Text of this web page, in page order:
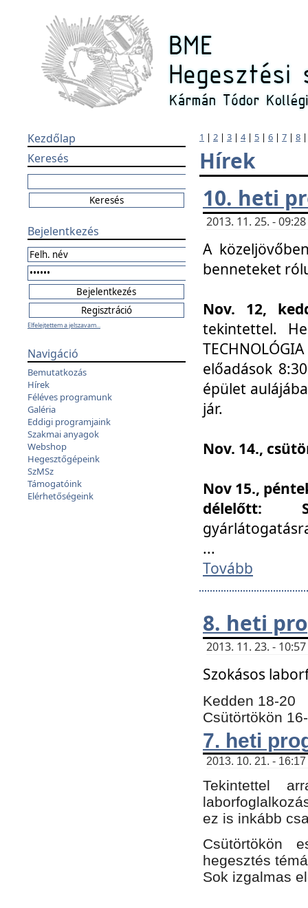
Kezdőlap
Keresés
Bejelentkezés
Elfelejtettem a jelszavam...
Navigáció
Bemutatkozás
Hírek
Féléves programunk
Galéria
Eddigi programjaink
Szakmai anyagok
Webshop
Hegesztőgépeink
SzMSz
Támogatóink
Elérhetőségeink
1 | 2 | 3 | 4| 5 | 6 | 7 | 8
Hírek
10. heti
2013. 11. 25. -
A
benneteket
Nov. 12,
tekintettel.
előadások
épület
jár.
Nov. 14.,
Nov 15.,
délelőtt:
...
Tovább
8. heti
2013. 11. 23. -
Szokásos
Kedden 18-20
Csütörtökön
7. heti
2013. 10. 21. -
Tekintettel
ez is inkább
Csütörtökön
hegesztés
Sok izgalmas